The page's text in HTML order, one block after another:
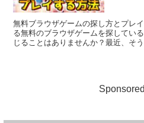
無料ブラウザゲームの探し方とプレ
る無料のブラウザゲームを探してい
じることはありませんか？最近、そ